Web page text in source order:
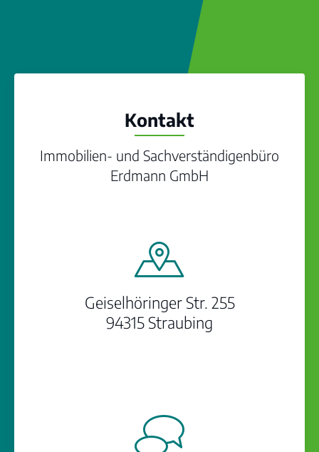
Kontakt
Immobilien- und Sachverständigenbüro
Erdmann GmbH
Geiselhöringer Str. 255
94315 Straubing